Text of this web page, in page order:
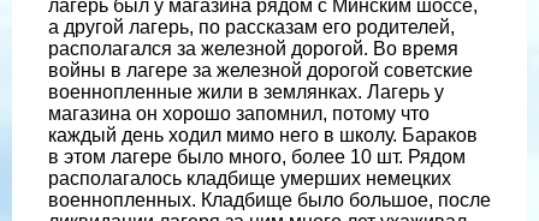
лагерь был у магазина рядом с Минским шоссе,
а другой лагерь, по рассказам его родителей,
располагался за железной дорогой. Во время
войны в лагере за железной дорогой советские
военнопленные жили в землянках. Лагерь у
магазина он хорошо запомнил, потому что
каждый день ходил мимо него в школу. Бараков
в этом лагере было много, более 10 шт. Рядом
располагалось кладбище умерших немецких
военнопленных. Кладбище было большое, после